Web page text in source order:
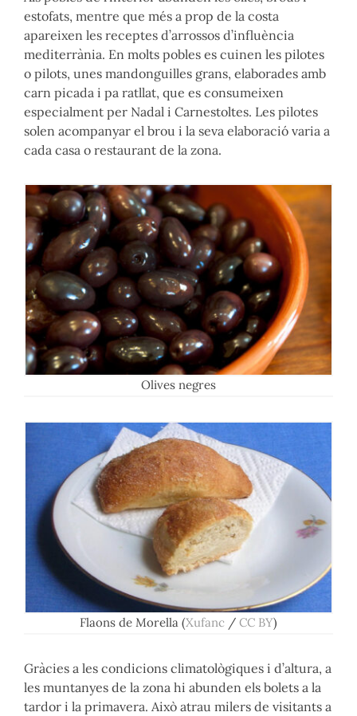
estofats, mentre que més a prop de la costa
apareixen les receptes d’arrossos d’influència
mediterrània. En molts pobles es cuinen les pilotes
o pilots, unes mandonguilles grans, elaborades amb
carn picada i pa ratllat, que es consumeixen
especialment per Nadal i Carnestoltes. Les pilotes
solen acompanyar el brou i la seva elaboració varia a
cada casa o restaurant de la zona.
Olives negres
Flaons de Morella (Xufanc / CC BY)
Gràcies a les condicions climatològiques i d’altura, a
les muntanyes de la zona hi abunden els bolets a la
tardor i la primavera. Això atrau milers de visitants a